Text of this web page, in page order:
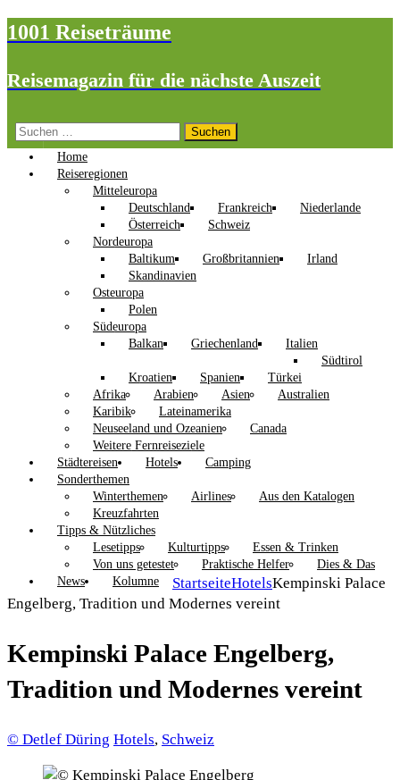
1001 Reiseträume
Reisemagazin für die nächste Auszeit
Suchen
nach:
Home
Reiseregionen
Mitteleuropa
Deutschland
Frankreich
Niederlande
Österreich
Schweiz
Nordeuropa
Baltikum
Großbritannien
Irland
Skandinavien
Osteuropa
Polen
Südeuropa
Balkan
Griechenland
Italien
Südtirol
Kroatien
Spanien
Türkei
Afrika
Arabien Asien
Australien
Karibik
Lateinamerika
Neuseeland und Ozeanien
Canada
Weitere Fernreiseziele
Städtereisen
Hotels
Camping
Sonderthemen
Winterthemen
Airlines
Aus den Katalogen
Kreuzfahrten
Tipps & Nützliches
Lesetipps
Kulturtipps
Essen & Trinken
Von uns getestet
Praktische Helfer
Dies & Das
News
Kolumne StartseiteHotelsKempinski Palace
Engelberg, Tradition und Modernes vereint
Kempinski Palace Engelberg,
Tradition und Modernes vereint
© Detlef Düring Hotels, Schweiz